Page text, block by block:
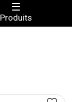
Produits